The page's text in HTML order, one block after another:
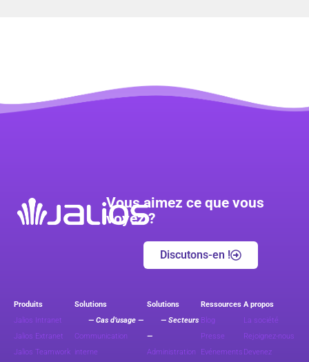
Vous aimez ce que vous
voyez ?
Discutons-en !
Produits
Jalios Intranet
Jalios Extranet
Jalios Teamwork
Solutions
— Cas d’usage —
Communication
interne
Solutions
— Secteurs
—
Administration
Ressources
Blog
Presse
Evénements
A propos
La société
Rejoignez-nous
Devenez